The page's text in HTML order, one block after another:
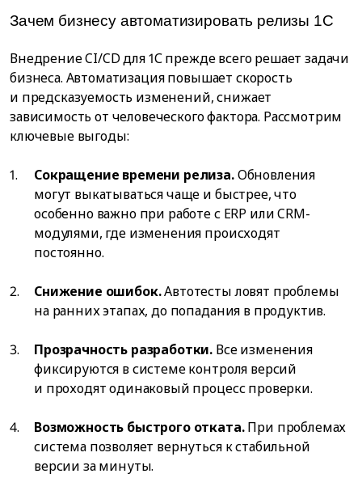
Зачем бизнесу автоматизировать релизы 1С
Внедрение CI/CD для 1С прежде всего решает задачи
бизнеса. Автоматизация повышает скорость
и предсказуемость изменений, снижает
зависимость от человеческого фактора. Рассмотрим
ключевые выгоды:
Сокращение времени релиза.Обновления
могут выкатываться чаще и быстрее, что
особенно важно при работе с ERP или CRM-
модулями, где изменения происходят
постоянно.
Снижение ошибок.Автотесты ловят проблемы
на ранних этапах, до попадания в продуктив.
Прозрачность разработки. Все изменения
фиксируются в системе контроля версий
и проходят одинаковый процесс проверки.
Возможность быстрого отката.При проблемах
система позволяет вернуться к стабильной
версии за минуты.